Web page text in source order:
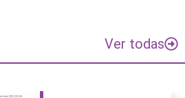
Ver todas